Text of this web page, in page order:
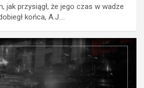
jak przysiągł, że jego czas w wadze
końca, A.J.…